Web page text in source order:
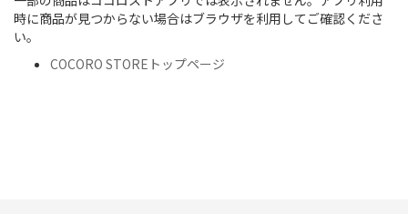
時に商品が見つからない場合はブラウザを利用してご確認くださ
い。
COCORO STOREトップページ